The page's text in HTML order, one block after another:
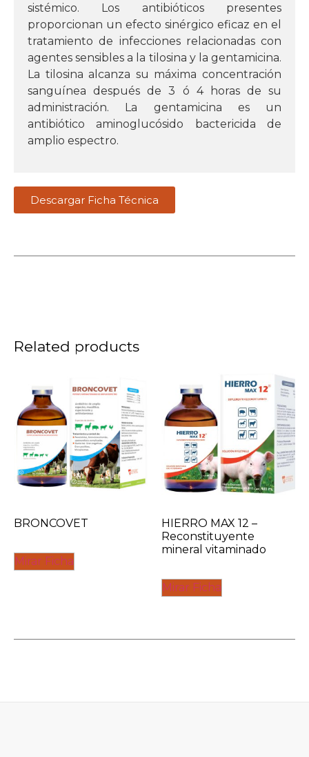
sistémico. Los antibióticos presentes
proporcionan un efecto sinérgico eficaz en el
tratamiento de infecciones relacionadas con
agentes sensibles a la tilosina y la gentamicina.
La tilosina alcanza su máxima concentración
sanguínea después de 3 ó 4 horas de su
administración. La gentamicina es un
antibiótico aminoglucósido bactericida de
amplio espectro.
Descargar Ficha Técnica
Related products
BRONCOVET
Mirar Ficha
HIERRO MAX 12 –
Reconstituyente
mineral vitaminado
Mirar Ficha